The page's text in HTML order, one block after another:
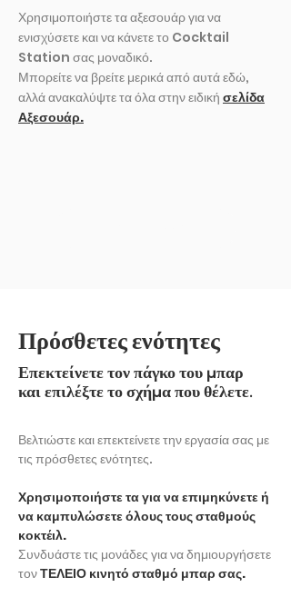
Χρησιμοποιήστε τα αξεσουάρ για να
ενισχύσετε και να κάνετε το Cocktail
Station σας μοναδικό.
Μπορείτε να βρείτε μερικά από αυτά εδώ,
αλλά ανακαλύψτε τα όλα στην ειδική σελίδα
Αξεσουάρ.
Πρόσθετες ενότητες
Επεκτείνετε τον πάγκο του μπαρ
και επιλέξτε το σχήμα που θέλετε.
Βελτιώστε και επεκτείνετε την εργασία σας με
τις πρόσθετες ενότητες.
Χρησιμοποιήστε τα για να επιμηκύνετε ή
να καμπυλώσετε όλους τους σταθμούς
κοκτέιλ.
Συνδυάστε τις μονάδες για να δημιουργήσετε
τονΤΕΛΕΙΟ κινητό σταθμό μπαρ σας.